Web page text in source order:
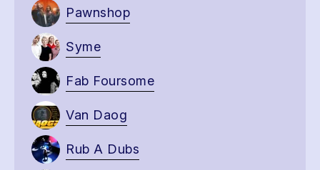
Pawnshop
Syme
Fab Foursome
Van Daog
Rub A Dubs